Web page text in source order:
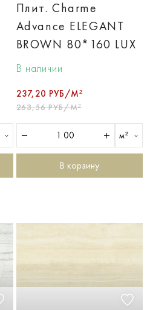
Плит. Charme
Advance ELEGANT
BROWN 80*160 LUX
В наличии
237,20 РУБ/М²
263,56 РУБ/М²
м²
В корзину